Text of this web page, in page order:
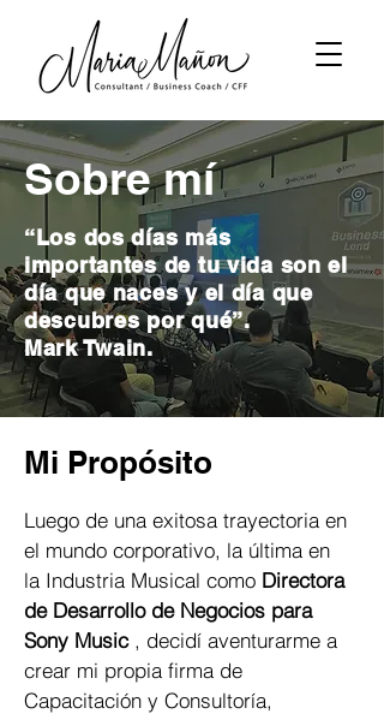
Sobre mí
“Los dos días más
importantes de tu vida son el
día que naces y el día que
descubres por qué”.
Mark Twain.
Mi Propósito
Luego de una exitosa trayectoria en
el mundo corporativo, la última en
la Industria Musical como Directora
de Desarrollo de Negocios para
Sony Music, decidí aventurarme a
crear mi propia firma de
Capacitación y Consultoría,